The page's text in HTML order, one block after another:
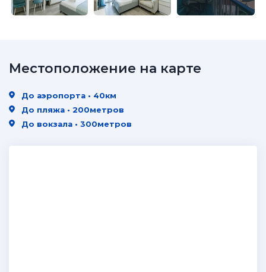
Местоположение на карте
До аэропорта • 40км
До пляжа • 200метров
До вокзала • 300метров